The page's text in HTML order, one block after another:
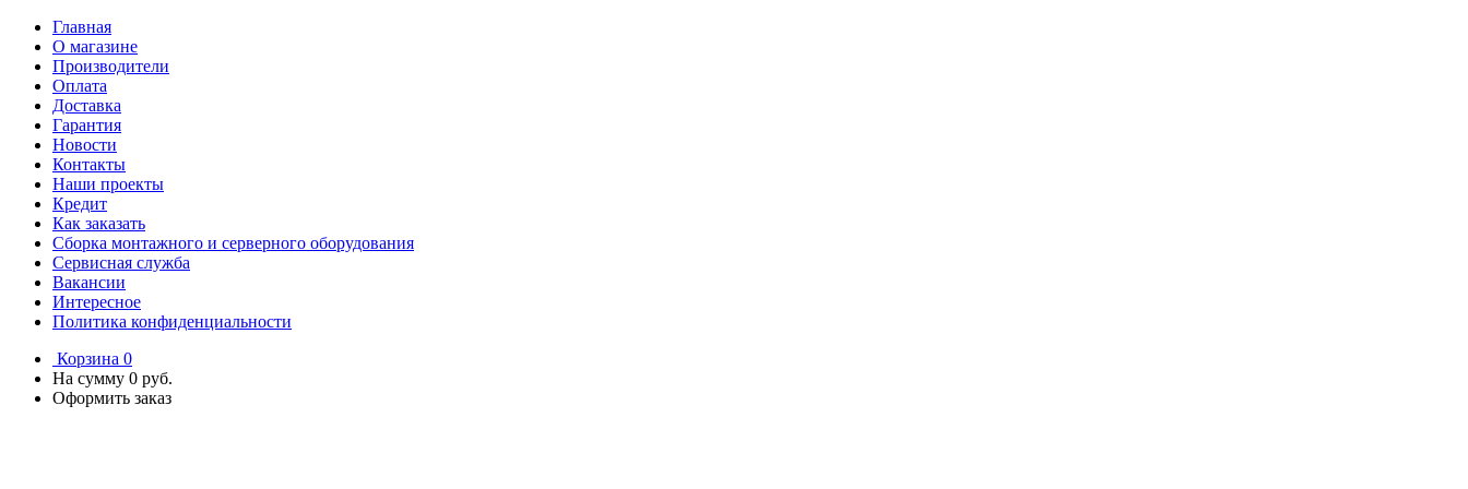
Главная
О магазине
Производители
Оплата
Доставка
Гарантия
Новости
Контакты
Наши проекты
Кредит
Как заказать
Сборка монтажного и серверного оборудования
Сервисная служба
Вакансии
Интересное
Политика конфиденциальности
Корзина 0
На сумму 0 руб.
Оформить заказ